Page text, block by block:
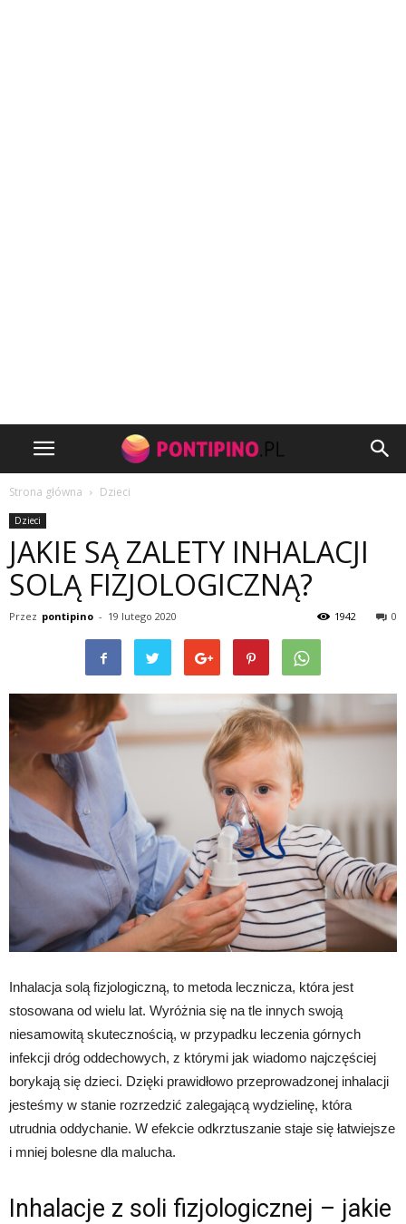
Strona główna Dzieci
Dzieci
JAKIE SĄ ZALETY INHALACJI
SOLĄ FIZJOLOGICZNĄ?
Przez pontipino - 19 lutego 2020 0
1942
Inhalacja solą fizjologiczną, to metoda lecznicza, która jest
stosowana od wielu lat. Wyróżnia się na tle innych swoją
niesamowitą skutecznością, w przypadku leczenia górnych
infekcji dróg oddechowych, z którymi jak wiadomo najczęściej
borykają się dzieci. Dzięki prawidłowo przeprowadzonej inhalacji
jesteśmy w stanie rozrzedzić zalegającą wydzielinę, która
utrudnia oddychanie. W efekcie odkrztuszanie staje się łatwiejsze
i mniej bolesne dla malucha.
Inhalacje z soli fizjologicznej – jakie